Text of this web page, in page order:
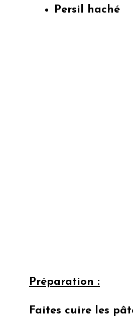
Persil haché
Préparation :
Faites cuire les